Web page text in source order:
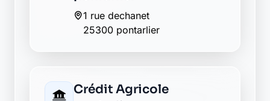
14 rue du docteur grenier
25300 pontarlier
Matmut pontarlier